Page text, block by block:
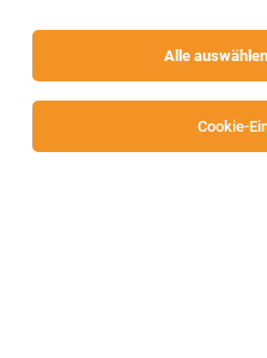
Alle
Cookie-